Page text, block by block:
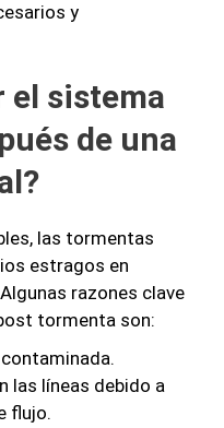
y
el sistema
de una
las tormentas
estragos en
razones clave
tormenta son:
las líneas debido a
flujo.